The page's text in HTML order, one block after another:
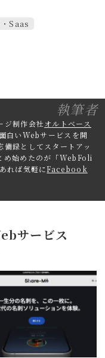
Saas
ジ制作会社 オルトベース
白いWebサービスを開
録としてスタートアッ
め始めたのが「WebFoli
れば気軽にFacebook
執筆者
サービス